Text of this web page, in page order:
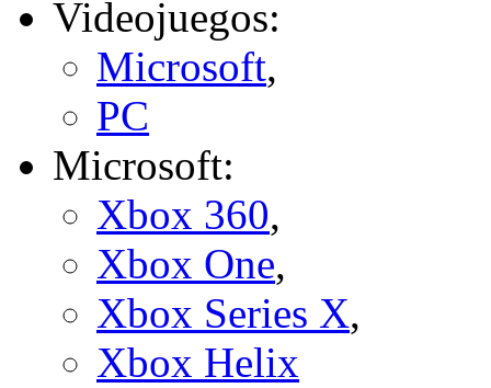
Videojuegos:
Microsoft,
PC
Microsoft:
Xbox 360,
Xbox One,
Xbox Series X,
Xbox Helix